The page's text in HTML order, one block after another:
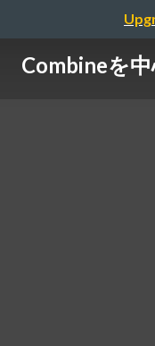
Combineを